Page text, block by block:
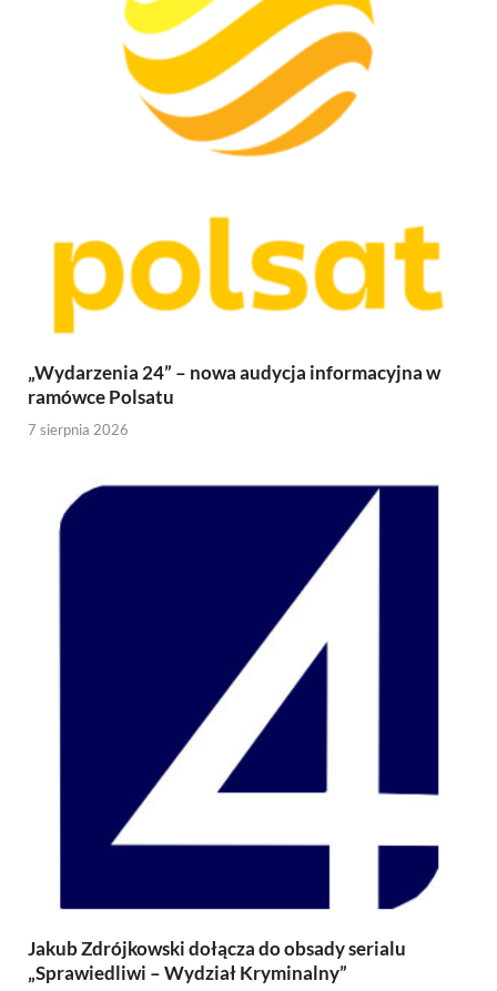
„Wydarzenia 24” – nowa audycja informacyjna w
ramówce Polsatu
7 sierpnia 2026
Jakub Zdrójkowski dołącza do obsady serialu
„Sprawiedliwi – Wydział Kryminalny”